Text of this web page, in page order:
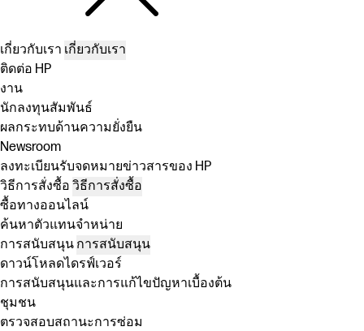
เกี่ยวกับเรา เกี่ยวกับเรา
ติดต่อ HP
งาน
นักลงทุนสัมพันธ์
ผลกระทบด้านความยั่งยืน
Newsroom
ลงทะเบียนรับจดหมายข่าวสารของ HP
วิธีการสั่งซื้อ วิธีการสั่งซื้อ
ซื้อทางออนไลน์
ค้นหาตัวแทนจำหน่าย
การสนับสนุน การสนับสนุน
ดาวน์โหลดไดรฟ์เวอร์
การสนับสนุนและการแก้ไขปัญหาเบื้องต้น
ชุมชน
ตรวจสอบสถานะการซ่อม